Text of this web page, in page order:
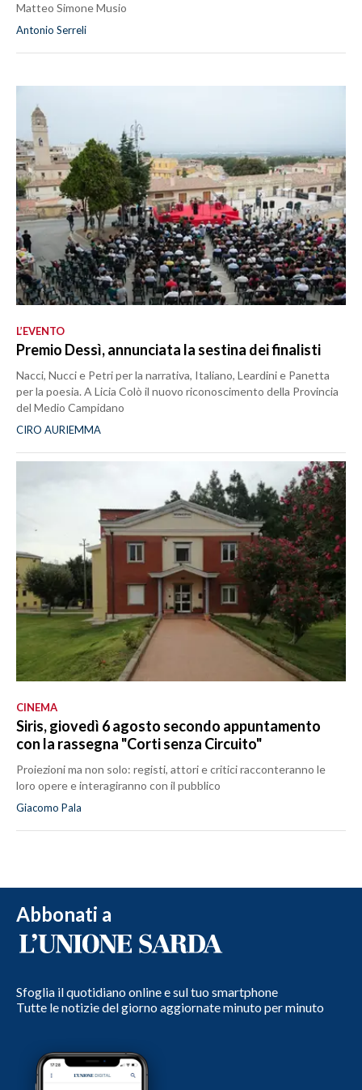
Matteo Simone Musio
Antonio Serreli
L’EVENTO
Premio Dessì, annunciata la sestina dei finalisti
Nacci, Nucci e Petri per la narrativa, Italiano, Leardini e Panetta
per la poesia. A Licia Colò il nuovo riconoscimento della Provincia
del Medio Campidano
CIRO AURIEMMA
CINEMA
Siris, giovedì 6 agosto secondo appuntamento
con la rassegna "Corti senza Circuito"
Proiezioni ma non solo: registi, attori e critici racconteranno le
loro opere e interagiranno con il pubblico
Giacomo Pala
Abbonati a
Sfoglia il quotidiano online e sul tuo smartphone
Tutte le notizie del giorno aggiornate minuto per minuto